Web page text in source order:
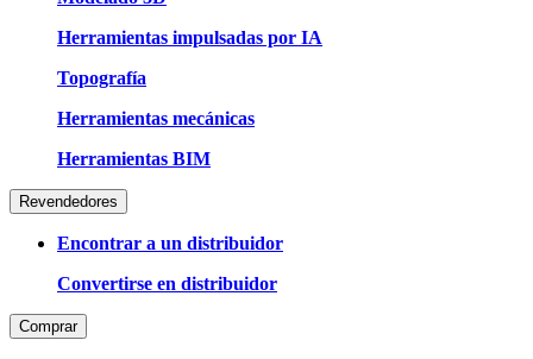
Herramientas impulsadas por IA
Topografía
Herramientas mecánicas
Herramientas BIM
Revendedores
Encontrar a un distribuidor
Convertirse en distribuidor
Comprar